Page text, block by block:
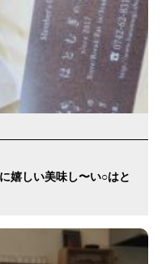
嬉しい美味し〜い○はと